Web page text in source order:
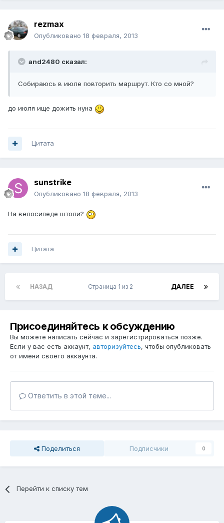
rezmax
Опубликовано 18 февраля, 2013
and2480 сказал:
Собираюсь в июле повторить маршрут. Кто со мной?
до июля ище дожить нуна
Цитата
sunstrike
Опубликовано 18 февраля, 2013
На велосипеде штоли?
Цитата
НАЗАД ДАЛЕЕ
Страница 1 из 2
Присоединяйтесь к обсуждению
Вы можете написать сейчас и зарегистрироваться позже.
Если у вас есть аккаунт, авторизуйтесь, чтобы опубликовать
от имени своего аккаунта.
Ответить в этой теме...
Поделиться Подписчики 0
Перейти к списку тем